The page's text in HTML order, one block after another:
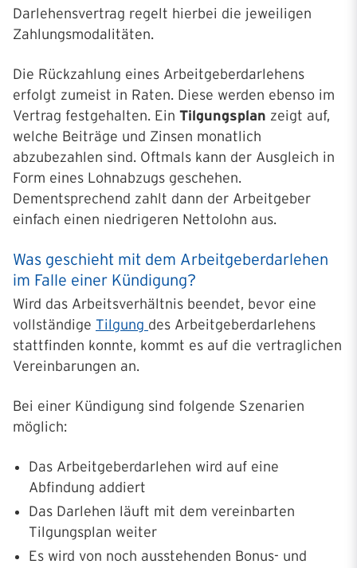
Darlehensvertrag regelt hierbei die jeweiligen
Zahlungsmodalitäten.
Die Rückzahlung eines Arbeitgeberdarlehens
erfolgt zumeist in Raten. Diese werden ebenso im
Vertrag festgehalten. Ein Tilgungsplan zeigt auf,
welche Beiträge und Zinsen monatlich
abzubezahlen sind. Oftmals kann der Ausgleich in
Form eines Lohnabzugs geschehen.
Dementsprechend zahlt dann der Arbeitgeber
einfach einen niedrigeren Nettolohn aus.
Was geschieht mit dem Arbeitgeberdarlehen
im Falle einer Kündigung?
Wird das Arbeitsverhältnis beendet, bevor eine
vollständige Tilgung des Arbeitgeberdarlehens
stattfinden konnte, kommt es auf die vertraglichen
Vereinbarungen an.
Bei einer Kündigung sind folgende Szenarien
möglich:
Das Arbeitgeberdarlehen wird auf eine
Abfindung addiert
Das Darlehen läuft mit dem vereinbarten
Tilgungsplan weiter
Es wird von noch ausstehenden Bonus- und